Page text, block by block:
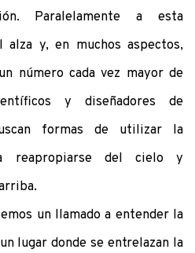
Paralelamente a esta
alza y, en muchos aspectos,
número cada vez mayor de
y diseñadores de
formas de utilizar la
reapropiarse del cielo y
un llamado a entender la
lugar donde se entrelazan la